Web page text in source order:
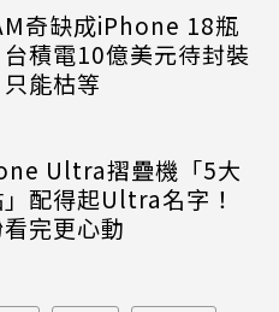
奇缺成iPhone 18瓶
積電10億美元待封裝
能枯等
Ultra摺疊機「5大
配得起Ultra名字！
完更心動